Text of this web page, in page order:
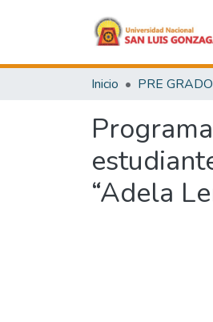
Inicio PRE GRADO
“Adela